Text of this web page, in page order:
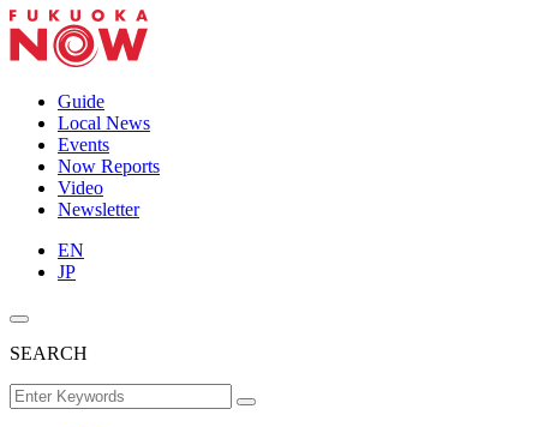
Guide
Local News
Events
Now Reports
Video
Newsletter
EN
JP
SEARCH